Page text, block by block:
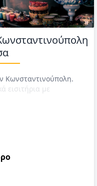
Κωνσταντινούπολη.
εισιτήρια με
σε ξενοδοχείο της
εισιτήρια
Βόσπορο, τοπικός
για 28η Οκτωβρίου